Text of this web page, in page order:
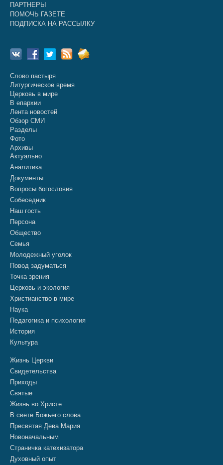
ПАРТНЕРЫ
ПОМОЧЬ ГАЗЕТЕ
ПОДПИСКА НА РАССЫЛКУ
Слово пастыря
Литургическое время
Церковь в мире
В епархии
Лента новостей
Обзор СМИ
Разделы
Фото
Архивы
Актуально
Аналитика
Документы
Вопросы богословия
Собеседник
Наш гость
Персона
Общество
Семья
Молодежный уголок
Повод задуматься
Точка зрения
Церковь и экология
Христианство в мире
Наука
Педагогика и психология
История
Культура
Жизнь Церкви
Свидетельства
Приходы
Святые
Жизнь во Христе
В свете Божьего слова
Пресвятая Дева Мария
Новоначальным
Страничка катехизатора
Духовный опыт